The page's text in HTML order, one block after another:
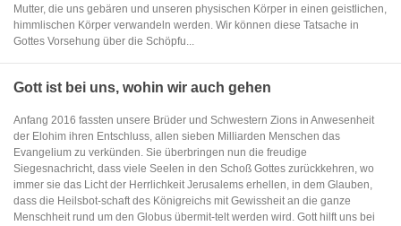
Mutter, die uns gebären und unseren physischen Körper in einen geistlichen,
himmlischen Körper verwandeln werden. Wir können diese Tatsache in
Gottes Vorsehung über die Schöpfu...
Gott ist bei uns, wohin wir auch gehen
Anfang 2016 fassten unsere Brüder und Schwestern Zions in Anwesenheit
der Elohim ihren Entschluss, allen sieben Milliarden Menschen das
Evangelium zu verkünden. Sie überbringen nun die freudige
Siegesnachricht, dass viele Seelen in den Schoß Gottes zurückkehren, wo
immer sie das Licht der Herrlichkeit Jerusalems erhellen, in dem Glauben,
dass die Heilsbot-schaft des Königreichs mit Gewissheit an die ganze
Menschheit rund um den Globus übermit-telt werden wird. Gott hilft uns bei